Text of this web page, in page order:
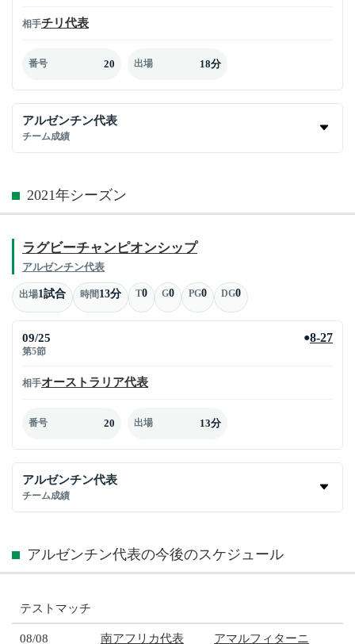
相手チリ代表
番号 20 出場 18分
アルゼンチン代表
チーム成績
2021年シーズン
ラグビーチャンピオンシップ
アルゼンチン代表
出場1試合 時間13分 T0 G0 PG0 DG0
09/25
第5節
●8-27
相手オーストラリア代表
番号 20 出場 13分
アルゼンチン代表
チーム成績
アルゼンチン代表の今後のスケジュール
テストマッチ
08/08 南アフリカ代表 アマルフィターニ